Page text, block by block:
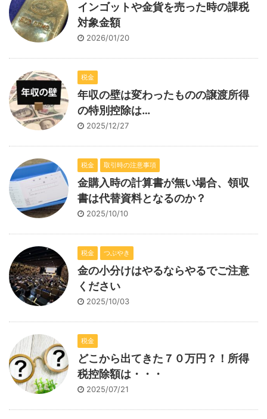
インゴットや金貨を売った時の課税
対象金額
2026/01/20
税金
年収の壁は変わったものの譲渡所得
の特別控除は…
2025/12/27
税金 取引時の注意事項
金購入時の計算書が無い場合、領収
書は代替資料となるのか？
2025/10/10
税金 つぶやき
金の小分けはやるならやるでご注意
ください
2025/10/03
税金
どこから出てきた７０万円？！所得
税控除額は・・・
2025/07/21